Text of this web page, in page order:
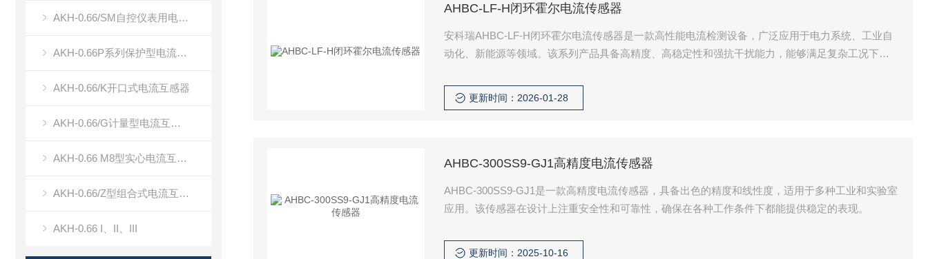
AKH-0.66/SM自控仪表用电流传感器（双绕组电流传感器）
AKH-0.66P系列保护型电流互感器
AKH-0.66/K开口式电流互感器
AKH-0.66/G计量型电流互感器
AKH-0.66 M8型实心电流互感器
AKH-0.66/Z型组合式电流互感器
AKH-0.66 I、II、III
AHBC-LF-H闭环霍尔电流传感器
安科瑞AHBC-LF-H闭环霍尔电流传感器是一款高性能电流检测设备，广泛应用于电力系统、工业自
动化、新能源等领域。该系列产品具备高精度、高稳定性和强抗干扰能力，能够满足复杂工况下的
更新时间：2026-01-28
AHBC-300SS9-GJ1高精度电流传感器
AHBC-300SS9-GJ1是一款高精度电流传感器，具备出色的精度和线性度，适用于多种工业和实验室
应用。该传感器在设计上注重安全性和可靠性，确保在各种工作条件下都能提供稳定的表现。
更新时间：2025-10-16